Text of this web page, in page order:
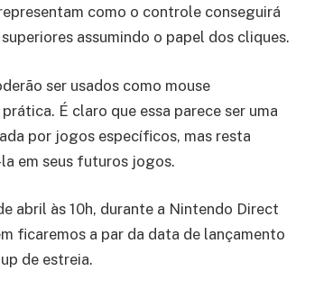
como o controle conseguirá
assumindo o papel dos cliques.
ser usados como mouse
É claro que essa parece ser uma
por jogos específicos, mas resta
em seus futuros jogos.
abril às 10h, durante a Nintendo Direct
ficaremos a par da data de lançamento
de estreia.